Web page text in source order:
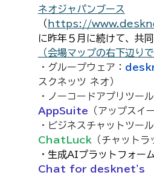
ネオジャパンブース
（ https://
に昨年５月に続けて、共
（会場マップの右下辺りで
・グループウェア：
スクネッツ ネオ）
・ノーコードアプリツール
AppSuite （アップスイ
・ビジネスチャットツール
ChatLuck（チャットラ
・生成AIプラットフォーム
Chat for desknet's